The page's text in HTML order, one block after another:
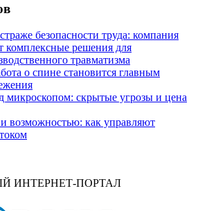
безопасности труда: компания
комплексные решения для
травматизма
о спине становится главным
микроскопом: скрытые угрозы и цена
возможностью: как управляют
ИНТЕРНЕТ-ПОРТАЛ